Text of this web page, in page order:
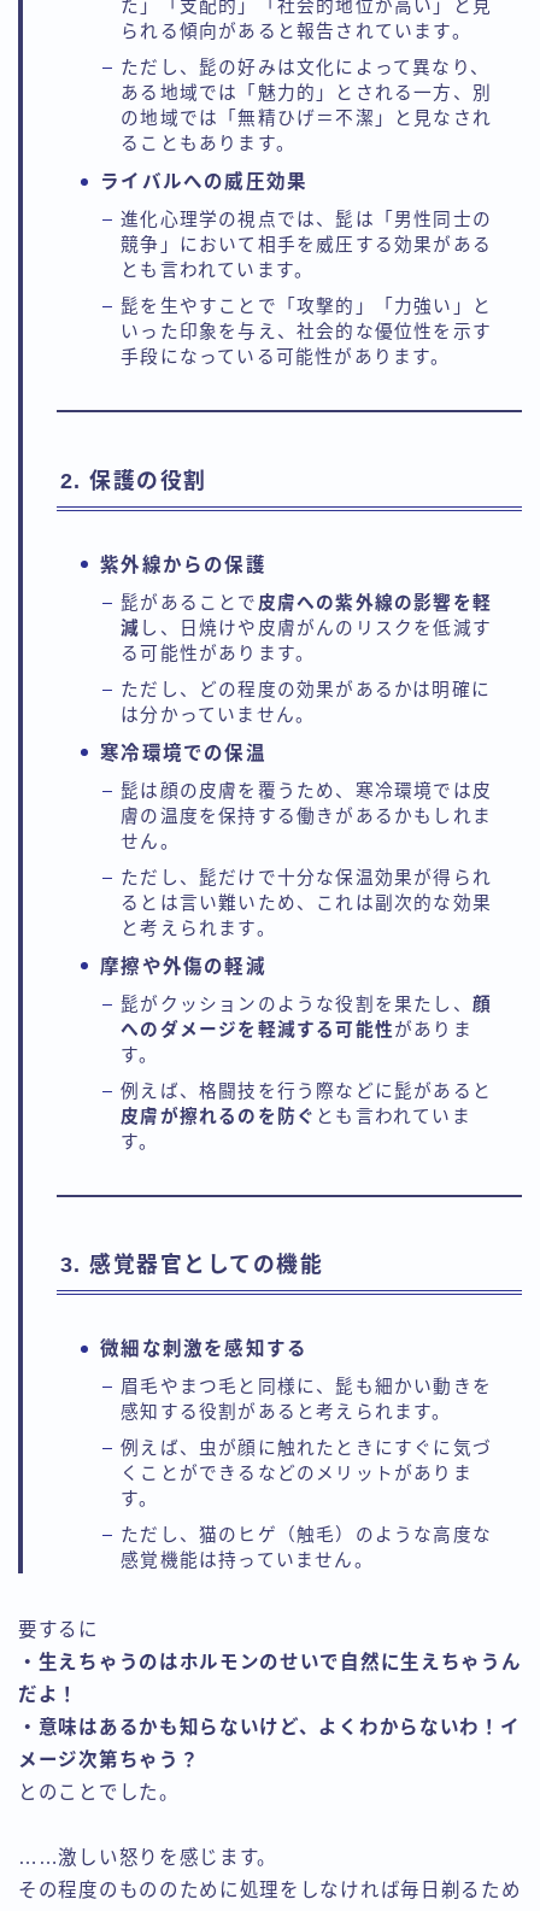
た」「支配的」「社会的地位が高い」と見
られる傾向があると報告されています。
ただし、髭の好みは文化によって異なり、
ある地域では「魅力的」とされる一方、別
の地域では「無精ひげ＝不潔」と見なされ
ることもあります。
ライバルへの威圧効果
進化心理学の視点では、髭は「男性同士の
競争」において相手を威圧する効果がある
とも言われています。
髭を生やすことで「攻撃的」「力強い」と
いった印象を与え、社会的な優位性を示す
手段になっている可能性があります。
2. 保護の役割
紫外線からの保護
髭があることで 皮膚への紫外線の影響を軽
減 し、日焼けや皮膚がんのリスクを低減す
る可能性があります。
ただし、どの程度の効果があるかは明確に
は分かっていません。
寒冷環境での保温
髭は顔の皮膚を覆うため、寒冷環境では皮
膚の温度を保持する働きがあるかもしれま
せん。
ただし、髭だけで十分な保温効果が得られ
るとは言い難いため、これは副次的な効果
と考えられます。
摩擦や外傷の軽減
髭がクッションのような役割を果たし、 顔
へのダメージを軽減する可能性がありま
す。
例えば、格闘技を行う際などに髭があると
皮膚が擦れるのを防ぐ とも言われていま
す。
3. 感覚器官としての機能
微細な刺激を感知する
眉毛やまつ毛と同様に、髭も細かい動きを
感知する役割があると考えられます。
例えば、虫が顔に触れたときにすぐに気づ
くことができるなどのメリットがありま
す。
ただし、猫のヒゲ（触毛）のような高度な
感覚機能は持っていません。
要するに
・生えちゃうのはホルモンのせいで自然に生えちゃうん
だよ！
・意味はあるかも知らないけど、よくわからないわ！イ
メージ次第ちゃう？
とのことでした。
……激しい怒りを感じます。
その程度のもののために処理をしなければ毎日剃るため